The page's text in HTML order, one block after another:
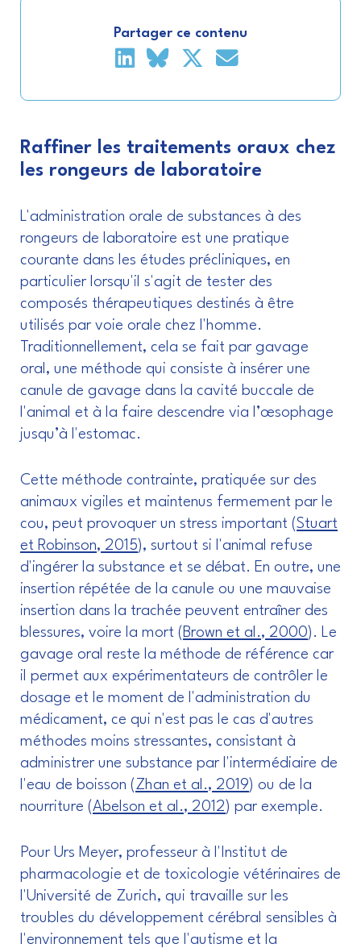
Partager ce contenu
Raffiner les traitements oraux chez
les rongeurs de laboratoire
L'administration orale de substances à des
rongeurs de laboratoire est une pratique
courante dans les études précliniques, en
particulier lorsqu'il s'agit de tester des
composés thérapeutiques destinés à être
utilisés par voie orale chez l'homme.
Traditionnellement, cela se fait par gavage
oral, une méthode qui consiste à insérer une
canule de gavage dans la cavité buccale de
l'animal et à la faire descendre via l’œsophage
jusqu’à l'estomac.
Cette méthode contrainte, pratiquée sur des
animaux vigiles et maintenus fermement par le
cou, peut provoquer un stress important (Stuart
et Robinson, 2015), surtout si l'animal refuse
d'ingérer la substance et se débat. En outre, une
insertion répétée de la canule ou une mauvaise
insertion dans la trachée peuvent entraîner des
blessures, voire la mort (Brown et al., 2000). Le
gavage oral reste la méthode de référence car
il permet aux expérimentateurs de contrôler le
dosage et le moment de l'administration du
médicament, ce qui n'est pas le cas d'autres
méthodes moins stressantes, consistant à
administrer une substance par l'intermédiaire de
l'eau de boisson ( Zhan et al., 2019) ou de la
nourriture (Abelson et al., 2012) par exemple.
Pour Urs Meyer, professeur à l'Institut de
pharmacologie et de toxicologie vétérinaires de
l'Université de Zurich, qui travaille sur les
troubles du développement cérébral sensibles à
l'environnement tels que l'autisme et la